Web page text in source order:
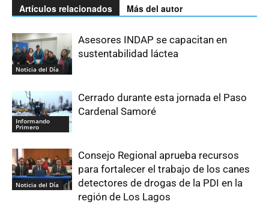
Artículos relacionados Más del autor
Noticia del Día
Asesores INDAP se capacitan en
sustentabilidad láctea
Informando
Primero
Cerrado durante esta jornada el Paso
Cardenal Samoré
Noticia del Día
Consejo Regional aprueba recursos
para fortalecer el trabajo de los canes
detectores de drogas de la PDI en la
región de Los Lagos